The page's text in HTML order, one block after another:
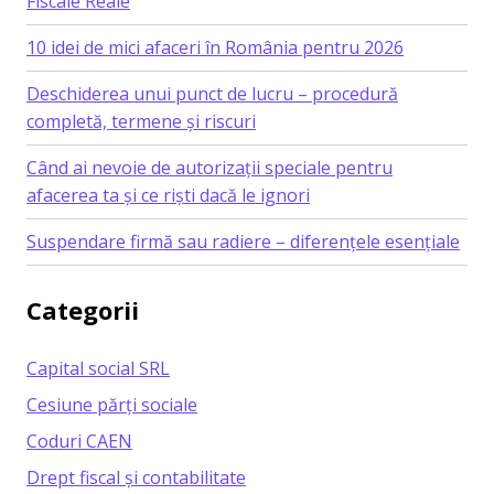
10 idei de mici afaceri în România pentru 2026
Deschiderea unui punct de lucru – procedură
completă, termene și riscuri
Când ai nevoie de autorizații speciale pentru
afacerea ta și ce riști dacă le ignori
Suspendare firmă sau radiere – diferențele esențiale
Categorii
Capital social SRL
Cesiune părți sociale
Coduri CAEN
Drept fiscal și contabilitate